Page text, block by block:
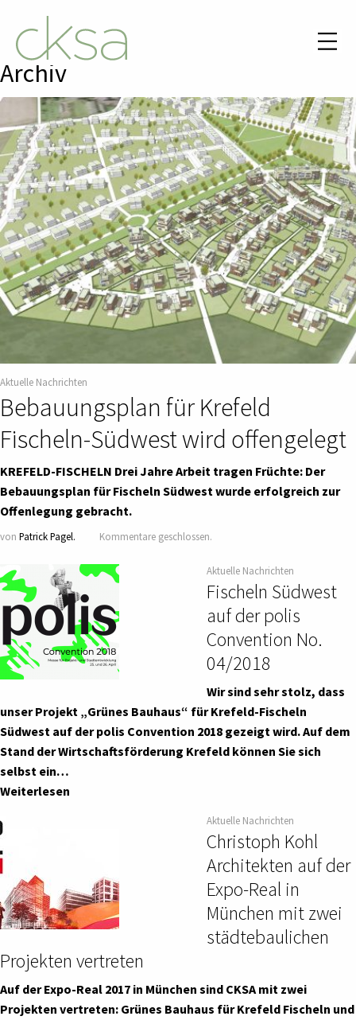
Archiv
Aktuelle Nachrichten
Bebauungsplan für Krefeld
Fischeln-Südwest wird offengelegt
KREFELD-FISCHELN Drei Jahre Arbeit tragen Früchte: Der
Bebauungsplan für Fischeln Südwest wurde erfolgreich zur
Offenlegung gebracht.
von Patrick Pagel. Kommentare geschlossen.
Aktuelle Nachrichten
Fischeln Südwest
auf der polis
Convention No.
04/2018
Wir sind sehr stolz, dass
unser Projekt „Grünes Bauhaus“ für Krefeld-Fischeln
Südwest auf der polis Convention 2018 gezeigt wird. Auf dem
Stand der Wirtschaftsförderung Krefeld können Sie sich
selbst ein…
Weiterlesen
Aktuelle Nachrichten
Christoph Kohl
Architekten auf der
Expo-Real in
München mit zwei
städtebaulichen
Projekten vertreten
Auf der Expo-Real 2017 in München sind CKSA mit zwei
Projekten vertreten: Grünes Bauhaus für Krefeld Fischeln und